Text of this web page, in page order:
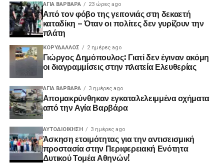
ΑΓΙΑ ΒΑΡΒΑΡΑ 23 ώρες ago
Από τον φόβο της γειτονιάς στη δεκαετή
καταδίκη – Όταν οι πολίτες δεν γυρίζουν την
πλάτη
ΚΟΡΥΔΑΛΛΟΣ 2 ημέρες ago
Γιώργος Δημόπουλος: Γιατί δεν έγιναν ακόμη
οι διαγραμμίσεις στην πλατεία Ελευθερίας
ΑΓΙΑ ΒΑΡΒΑΡΑ 3 ημέρες ago
Απομακρύνθηκαν εγκαταλελειμμένα οχήματα
από την Αγία Βαρβάρα
ΑΥΤΟΔΙΟΊΚΗΣΗ 3 ημέρες ago
Άσκηση ετοιμότητας για την αντισεισμική
προστασία στην Περιφερειακή Ενότητα
Δυτικού Τομέα Αθηνών!